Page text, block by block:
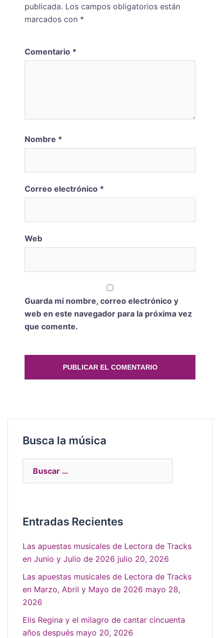
publicada. Los campos obligatorios están
marcados con *
Comentario *
Nombre *
Correo electrónico *
Web
Guarda mi nombre, correo electrónico y
web en este navegador para la próxima vez
que comente.
Busca la música
Entradas Recientes
Las apuestas musicales de Lectora de Tracks
en Junio y Julio de 2026 julio 20, 2026
Las apuestas musicales de Lectora de Tracks
en Marzo, Abril y Mayo de 2026 mayo 28,
2026
Elis Regina y el milagro de cantar cincuenta
años después mayo 20, 2026